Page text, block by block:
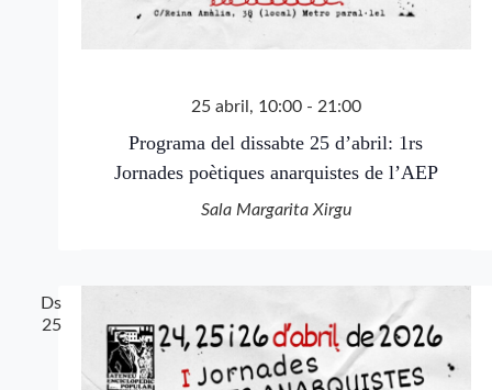
25 abril, 10:00- 21:00
Programa del dissabte 25 d’abril: 1rs
Jornades poètiques anarquistes de l’AEP
Sala Margarita Xirgu
Ds
25